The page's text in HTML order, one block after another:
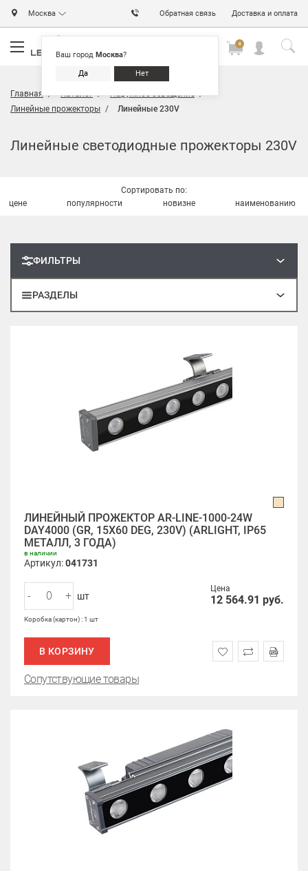
Москва
Ваш город Москва?
Да Нет
Обратная связь Доставка и оплата
0
Главная Каталог
Наружное освещение
Линейные прожекторы
Линейные 230V
Линейные светодиодные прожекторы 230V
РАЗДЕЛЫ
ФИЛЬТРЫ
Сортировать по:
цене
популярности новизне наименованию
ЛИНЕЙНЫЙ ПРОЖЕКТОР AR-LINE-1000-24W
DAY4000 (GR, 15X60 DEG, 230V) (ARLIGHT, IP65
МЕТАЛЛ, 3 ГОДА)
в наличии
Артикул:041731
Цена
12 564.91 руб.
- + шт
Коробка (картон) : 1 шт
В КОРЗИНУ
Сопутствующие товары